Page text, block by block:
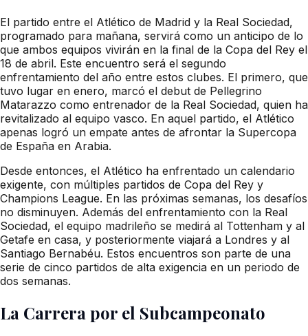
El partido entre el Atlético de Madrid y la Real Sociedad,
programado para mañana, servirá como un anticipo de lo
que ambos equipos vivirán en la final de la Copa del Rey el
18 de abril. Este encuentro será el segundo
enfrentamiento del año entre estos clubes. El primero, que
tuvo lugar en enero, marcó el debut de Pellegrino
Matarazzo como entrenador de la Real Sociedad, quien ha
revitalizado al equipo vasco. En aquel partido, el Atlético
apenas logró un empate antes de afrontar la Supercopa
de España en Arabia.
Desde entonces, el Atlético ha enfrentado un calendario
exigente, con múltiples partidos de Copa del Rey y
Champions League. En las próximas semanas, los desafíos
no disminuyen. Además del enfrentamiento con la Real
Sociedad, el equipo madrileño se medirá al Tottenham y al
Getafe en casa, y posteriormente viajará a Londres y al
Santiago Bernabéu. Estos encuentros son parte de una
serie de cinco partidos de alta exigencia en un periodo de
dos semanas.
La Carrera por el Subcampeonato